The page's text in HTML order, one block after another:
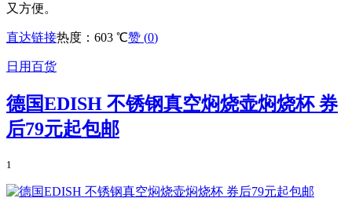
又方便。
直达链接热度：603 ℃赞 (0)
日用百货
德国EDISH 不锈钢真空焖烧壶焖烧杯 券
后79元起包邮
1